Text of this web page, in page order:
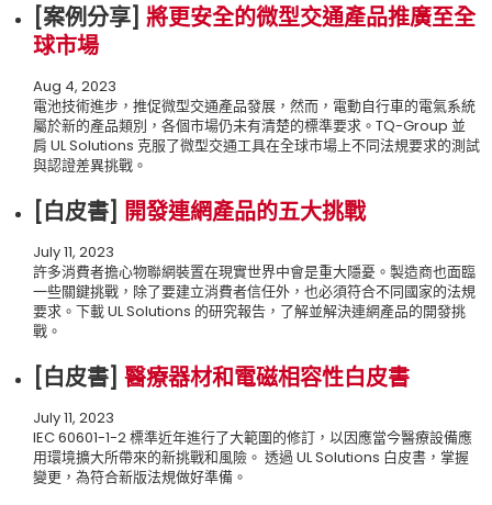
[案例分享] 將更安全的微型交通產品推廣至全
球市場
Aug 4, 2023
電池技術進步，推促微型交通產品發展，然而，電動自行車的電氣系統
屬於新的產品類別，各個市場仍未有清楚的標準要求。 TQ-Group 並
肩 UL Solutions 克服了微型交通工具在全球市場上不同法規要求的測試
與認證差異挑戰 。
[白皮書] 開發連網產品的五大挑戰
July 11, 2023
許多消費者擔心物聯網裝置在現實世界中會是重大隱憂。製造商也面臨
一些關鍵挑戰，除了要建立消費者信任外，也必須符合不同國家的法規
要求。下載 UL Solutions 的研究報告，了解並解決連網產品的開發挑
戰。
[白皮書] 醫療器材和電磁相容性白皮書
July 11, 2023
IEC 60601-1-2 標準近年進行了大範圍的修訂，以因應當今醫療設備應
用環境擴大所帶來的新挑戰和風險。 透過 UL Solutions 白皮書，掌握
變更，為符合新版法規做好準備。